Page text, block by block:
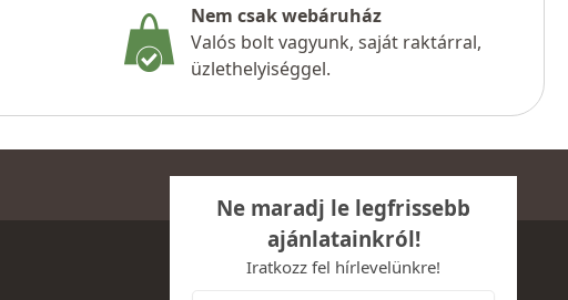
Nem csak webáruház
Valós bolt vagyunk, saját raktárral,
üzlethelyiséggel.
Ne maradj le legfrissebb
ajánlatainkról!
Iratkozz fel hírlevelünkre!